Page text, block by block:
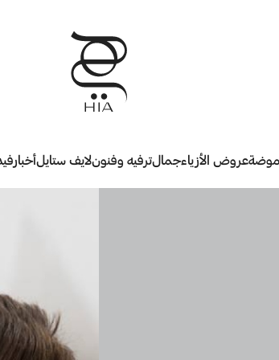
موضةعروض الأزياءجمالترفيه وفنونلايف ستايلأخبار